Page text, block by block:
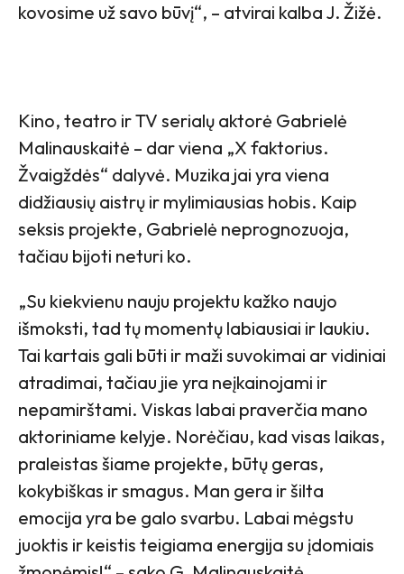
kovosime už savo būvį“, – atvirai kalba J. Žižė.
Kino, teatro ir TV serialų aktorė Gabrielė
Malinauskaitė – dar viena „X faktorius.
Žvaigždės“ dalyvė. Muzika jai yra viena
didžiausių aistrų ir mylimiausias hobis. Kaip
seksis projekte, Gabrielė neprognozuoja,
tačiau bijoti neturi ko.
„Su kiekvienu nauju projektu kažko naujo
išmoksti, tad tų momentų labiausiai ir laukiu.
Tai kartais gali būti ir maži suvokimai ar vidiniai
atradimai, tačiau jie yra neįkainojami ir
nepamirštami. Viskas labai praverčia mano
aktoriniame kelyje. Norėčiau, kad visas laikas,
praleistas šiame projekte, būtų geras,
kokybiškas ir smagus. Man gera ir šilta
emocija yra be galo svarbu. Labai mėgstu
juoktis ir keistis teigiama energija su įdomiais